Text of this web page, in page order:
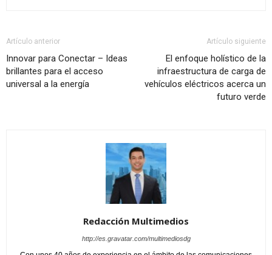
Artículo anterior
Innovar para Conectar – Ideas
brillantes para el acceso
universal a la energía
Artículo siguiente
El enfoque holístico de la
infraestructura de carga de
vehículos eléctricos acerca un
futuro verde
Redacción Multimedios
http://es.gravatar.com/multimediosdg